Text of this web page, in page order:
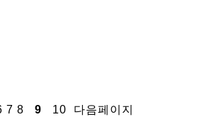
7 8 9 10 다음페이지